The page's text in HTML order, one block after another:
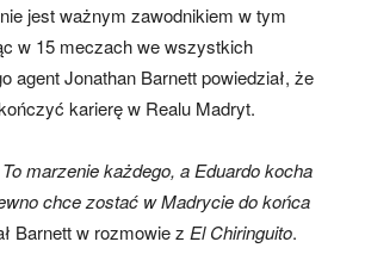
jest ważnym zawodnikiem w tym
w 15 meczach we wszystkich
agent Jonathan Barnett powiedział, że
karierę w Realu Madryt.
marzenie każdego, a Eduardo kocha
chce zostać w Madrycie do końca
Barnett w rozmowie z El Chiringuito.